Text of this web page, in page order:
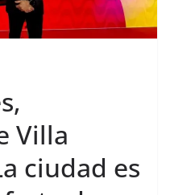
Villa
ciudad es